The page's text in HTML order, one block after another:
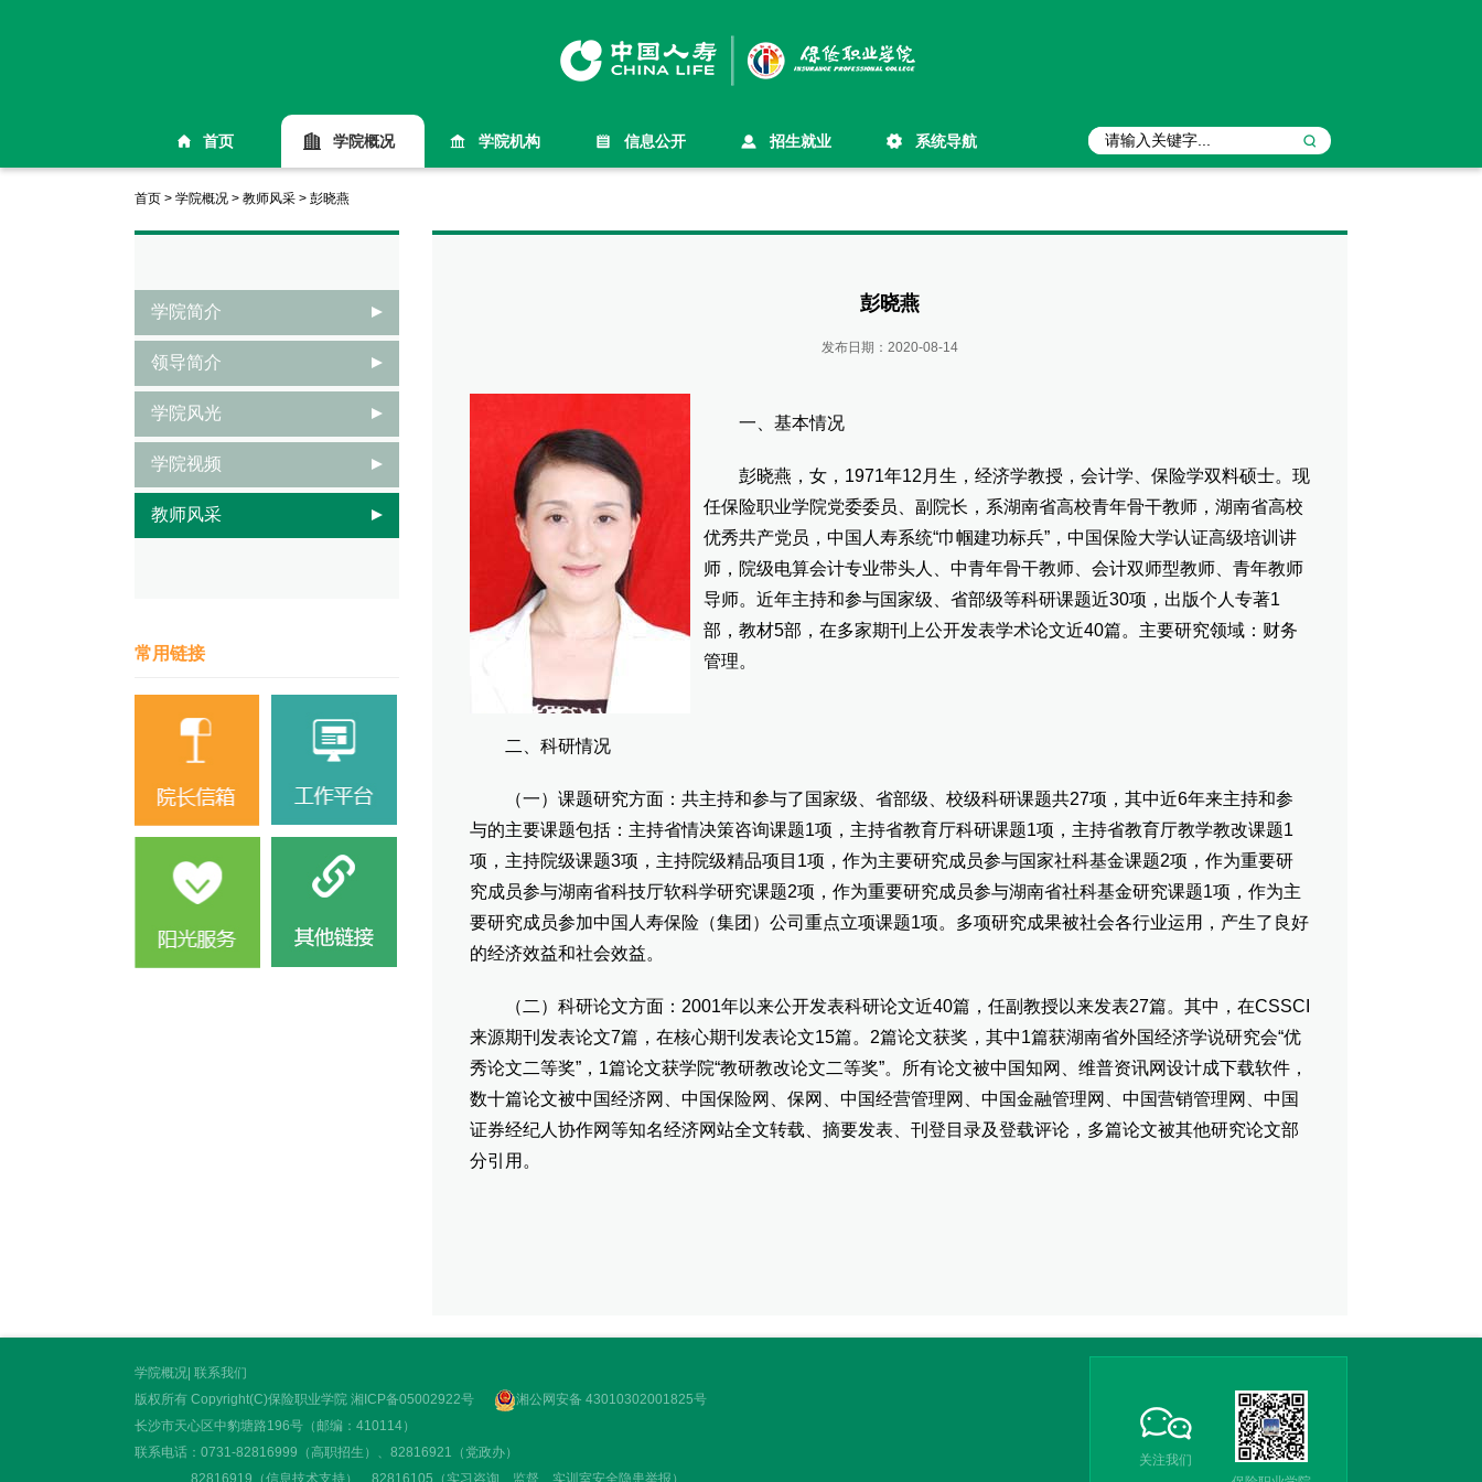
首页 学院概况 学院机构 信息公开 招生就业 系统导航
首页 > 学院概况 > 教师风采 > 彭晓燕
彭晓燕
发布日期： 2020-08-14
一、基本情况
彭晓燕，女，1971年12月生，经济学教授，会计学、保险学双料硕士。现
任保险职业学院党委委员、副院长，系湖南省高校青年骨干教师，湖南省高校
优秀共产党员，中国人寿系统“巾帼建功标兵”，中国保险大学认证高级培训讲
师，院级电算会计专业带头人、中青年骨干教师、会计双师型教师、青年教师
导师。近年主持和参与国家级、省部级等科研课题近30项，出版个人专著1
部，教材5部，在多家期刊上公开发表学术论文近40篇。主要研究领域：财务
管理。
二、科研情况
（一）课题研究方面：共主持和参与了国家级、省部级、校级科研课题共27项，其中近6年来主持和参
与的主要课题包括：主持省情决策咨询课题1项，主持省教育厅科研课题1项，主持省教育厅教学教改课题1
项，主持院级课题3项，主持院级精品项目1项，作为主要研究成员参与国家社科基金课题2项，作为重要研
究成员参与湖南省科技厅软科学研究课题2项，作为重要研究成员参与湖南省社科基金研究课题1项，作为主
要研究成员参加中国人寿保险（集团）公司重点立项课题1项。多项研究成果被社会各行业运用，产生了良好
的经济效益和社会效益。
（二）科研论文方面：2001年以来公开发表科研论文近40篇，任副教授以来发表27篇。其中，在CSSCI
来源期刊发表论文7篇，在核心期刊发表论文15篇。2篇论文获奖，其中1篇获湖南省外国经济学说研究会“优
秀论文二等奖”，1篇论文获学院“教研教改论文二等奖”。所有论文被中国知网、维普资讯网设计成下载软件，
数十篇论文被中国经济网、中国保险网、保网、中国经营管理网、中国金融管理网、中国营销管理网、中国
证券经纪人协作网等知名经济网站全文转载、摘要发表、刊登目录及登载评论，多篇论文被其他研究论文部
分引用。
学院简介
领导简介
学院风光
学院视频
教师风采
常用链接
学院概况 联系我们
版权所有 Copyright(C)保险职业学院 湘ICP备05002922号
湘公网安备 43010302001825号
长沙市天心区中豹塘路196号（邮编：410114）
联系电话：0731-82816999（高职招生）、82816921（党政办）
82816919（信息技术支持）、82816105（实习咨询、监督、实训室安全隐患举报）
关注我们